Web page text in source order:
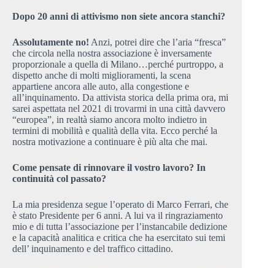
Dopo 20 anni di attivismo non siete ancora stanchi?
Assolutamente no! Anzi, potrei dire che l’aria “fresca”
che circola nella nostra associazione è inversamente
proporzionale a quella di Milano…perché purtroppo, a
dispetto anche di molti miglioramenti, la scena
appartiene ancora alle auto, alla congestione e
all’inquinamento. Da attivista storica della prima ora, mi
sarei aspettata nel 2021 di trovarmi in una città davvero
“europea”, in realtà siamo ancora molto indietro in
termini di mobilità e qualità della vita. Ecco perché la
nostra motivazione a continuare è più alta che mai.
Come pensate di rinnovare il vostro lavoro? In
continuità col passato?
La mia presidenza segue l’operato di Marco Ferrari, che
è stato Presidente per 6 anni. A lui va il ringraziamento
mio e di tutta l’associazione per l’instancabile dedizione
e la capacità analitica e critica che ha esercitato sui temi
dell’ inquinamento e del traffico cittadino.